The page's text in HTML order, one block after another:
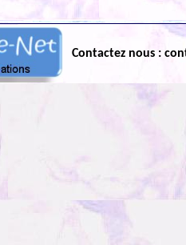
Contactez nous :